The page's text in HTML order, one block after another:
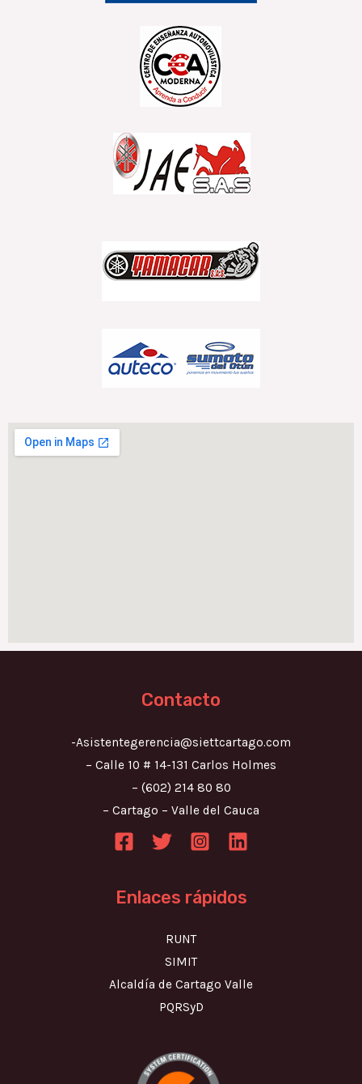
Contacto
-Asistentegerencia@siettcartago.com
– Calle 10 # 14-131 Carlos Holmes
– (602) 214 80 80
– Cartago – Valle del Cauca
Enlaces rápidos
RUNT
SIMIT
Alcaldía de Cartago Valle
PQRSyD